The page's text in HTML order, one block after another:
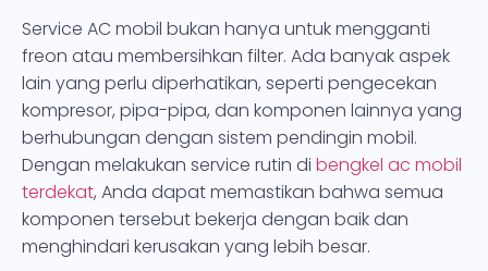
Service AC mobil bukan hanya untuk mengganti
freon atau membersihkan filter. Ada banyak aspek
lain yang perlu diperhatikan, seperti pengecekan
kompresor, pipa-pipa, dan komponen lainnya yang
berhubungan dengan sistem pendingin mobil.
Dengan melakukan service rutin di bengkel ac mobil
terdekat, Anda dapat memastikan bahwa semua
komponen tersebut bekerja dengan baik dan
menghindari kerusakan yang lebih besar.